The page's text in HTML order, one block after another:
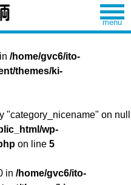
/home/gvc6/ito-
themes/ki-
"category_nicename" on null
wp-
on line 5
in /home/gvc6/ito-